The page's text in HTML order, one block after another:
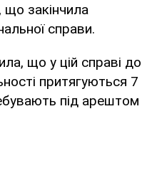
що закінчила
справи.
що у цій справі до
притягуються 7
під арештом